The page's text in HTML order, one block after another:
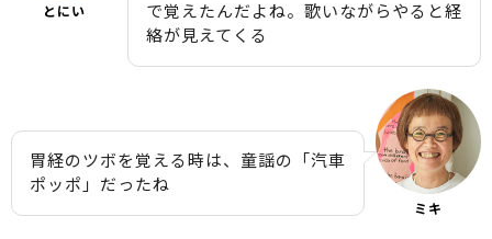
とにい
で覚えたんだよね。歌いながらやると経
絡が見えてくる
胃経のツボを覚える時は、童謡の「汽車
ポッポ」だったね
ミキ